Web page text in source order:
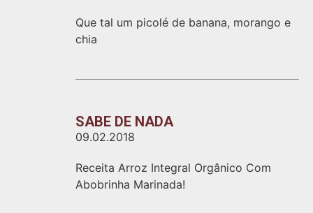
Que tal um picolé de banana, morango e
chia
SABE DE NADA
09.02.2018
Receita Arroz Integral Orgânico Com
Abobrinha Marinada!